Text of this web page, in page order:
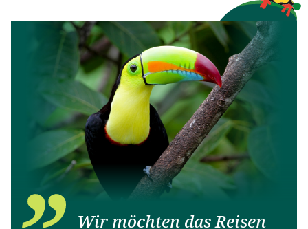
Wir möchten das Reisen